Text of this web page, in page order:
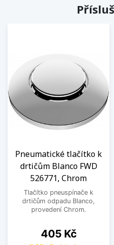
Pneumatické tlačítko k
drtičům Blanco FWD
526771, Chrom
Tlačítko pneuspínače k
drtičům odpadu Blanco,
provedení Chrom.
Cena
405 Kč